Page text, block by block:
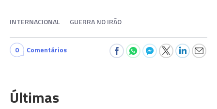
INTERNACIONAL GUERRA NO IRÃO
0 Comentários
Últimas